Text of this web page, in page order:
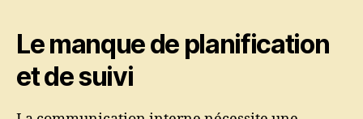
Le manque de planification
et de suivi